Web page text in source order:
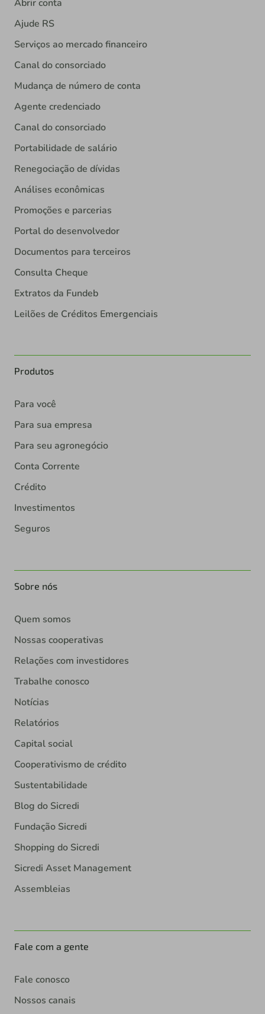
Abrir conta
Ajude RS
Serviços ao mercado financeiro
Canal do consorciado
Mudança de número de conta
Agente credenciado
Canal do consorciado
Portabilidade de salário
Renegociação de dívidas
Análises econômicas
Promoções e parcerias
Portal do desenvolvedor
Documentos para terceiros
Consulta Cheque
Extratos da Fundeb
Leilões de Créditos Emergenciais
Produtos
Para você
Para sua empresa
Para seu agronegócio
Conta Corrente
Crédito
Investimentos
Seguros
Sobre nós
Quem somos
Nossas cooperativas
Relações com investidores
Trabalhe conosco
Notícias
Relatórios
Capital social
Cooperativismo de crédito
Sustentabilidade
Blog do Sicredi
Fundação Sicredi
Shopping do Sicredi
Sicredi Asset Management
Assembleias
Fale com a gente
Fale conosco
Nossos canais